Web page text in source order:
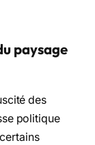
paysage
des
politique